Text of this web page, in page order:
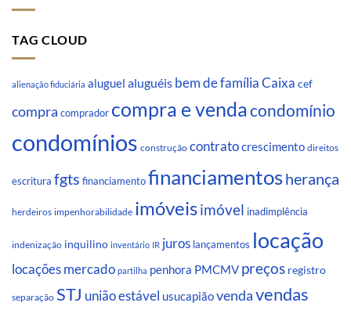
TAG CLOUD
alienação fiduciária aluguel aluguéis bem de família Caixa cef
compra comprador compra e vendacondomínio
condomínios construção contratocrescimento direitos
escritura fgts financiamentofinanciamentosherança
herdeiros impenhorabilidade imóveisimóvel inadimplência
indenização inquilino inventário IR juros lançamentos locação
locações mercado partilha penhora PMCMV preços registro
separação STJ união estável usucapiãovendavendas